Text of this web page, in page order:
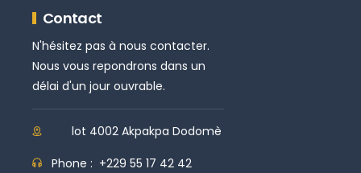
Contact
N'hésitez pas à nous contacter.
Nous vous repondrons dans un
délai d'un jour ouvrable.
lot 4002 Akpakpa Dodomè
Phone : +229 55 17 42 42